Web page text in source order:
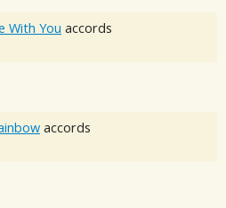
With You accords
accords